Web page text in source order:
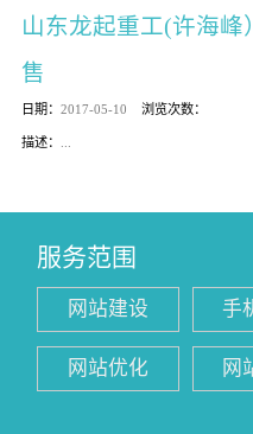
山东龙起重工(许海峰
售
日期： 2017-05-10 浏览次数：
描述：
服务范围
网站建设 手
网站优化 网